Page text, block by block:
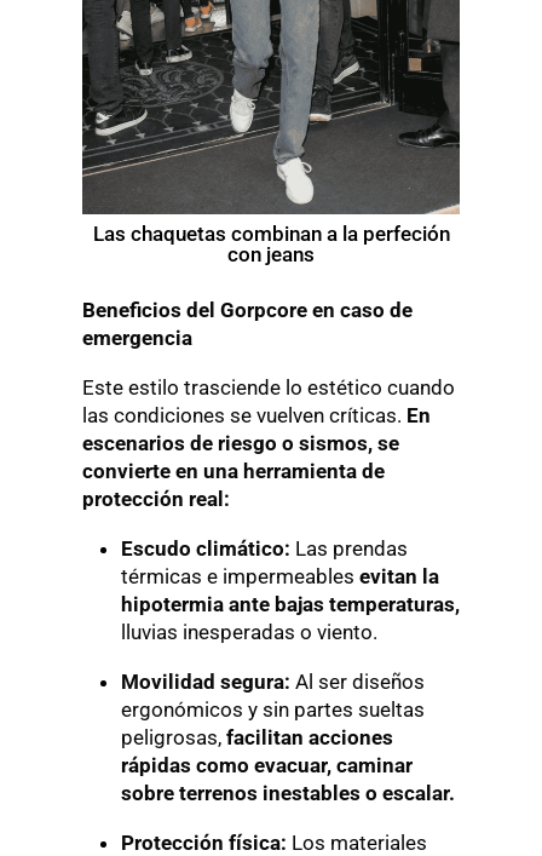
Las chaquetas combinan a la perfeción
con jeans
Beneficios del Gorpcore en caso de
emergencia
Este estilo trasciende lo estético cuando
las condiciones se vuelven críticas. En
escenarios de riesgo o sismos, se
convierte en una herramienta de
protección real:
Escudo climático: Las prendas
térmicas e impermeables evitan la
hipotermia ante bajas temperaturas,
lluvias inesperadas o viento.
Movilidad segura: Al ser diseños
ergonómicos y sin partes sueltas
peligrosas, facilitan acciones
rápidas como evacuar, caminar
sobre terrenos inestables o escalar.
Protección física: Los materiales